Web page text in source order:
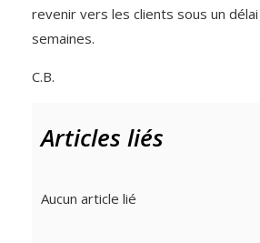
revenir vers les clients sous un
semaines.
C.B.
Articles liés
Aucun article lié